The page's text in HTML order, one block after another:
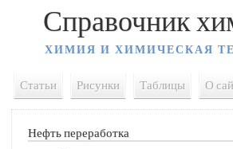
Справочник
ХИМИЯ И ХИМИЧЕСКАЯ
Статьи Рисунки Таблицы О
Нефть переработка